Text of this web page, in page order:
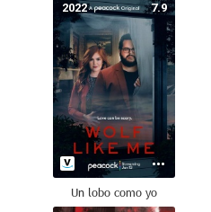
7.9
2022
Un lobo como yo